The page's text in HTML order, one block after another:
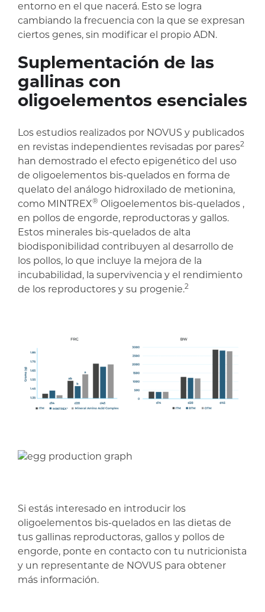
entorno en el que nacerá. Esto se logra
cambiando la frecuencia con la que se expresan
ciertos genes, sin modificar el propio ADN.
Suplementación de las
gallinas con
oligoelementos esenciales
Los estudios realizados por NOVUS y publicados
en revistas independientes revisadas por pares2
han demostrado el efecto epigenético del uso
de oligoelementos bis-quelados en forma de
quelato del análogo hidroxilado de metionina,
como MINTREX® Oligoelementos bis-quelados ,
en pollos de engorde, reproductoras y gallos.
Estos minerales bis-quelados de alta
biodisponibilidad contribuyen al desarrollo de
los pollos, lo que incluye la mejora de la
incubabilidad, la supervivencia y el rendimiento
de los reproductores y su progenie.2
Si estás interesado en introducir los
oligoelementos bis-quelados en las dietas de
tus gallinas reproductoras, gallos y pollos de
engorde, ponte en contacto con tu nutricionista
y un representante de NOVUS para obtener
más información.